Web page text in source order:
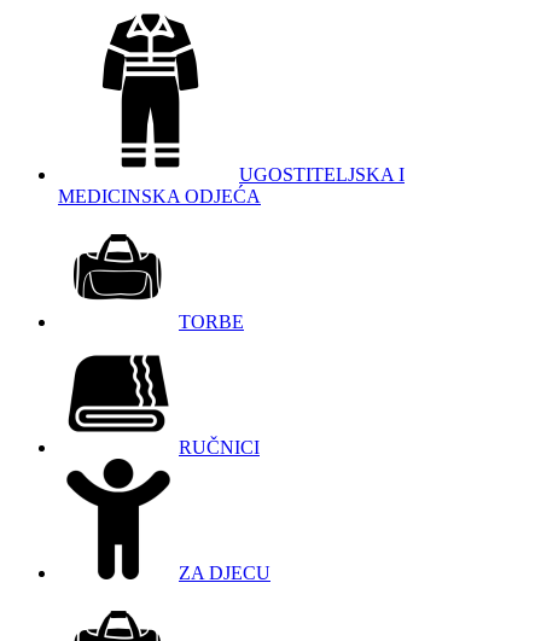
UGOSTITELJSKA I
MEDICINSKA ODJEĆA
TORBE
RUČNICI
ZA DJECU